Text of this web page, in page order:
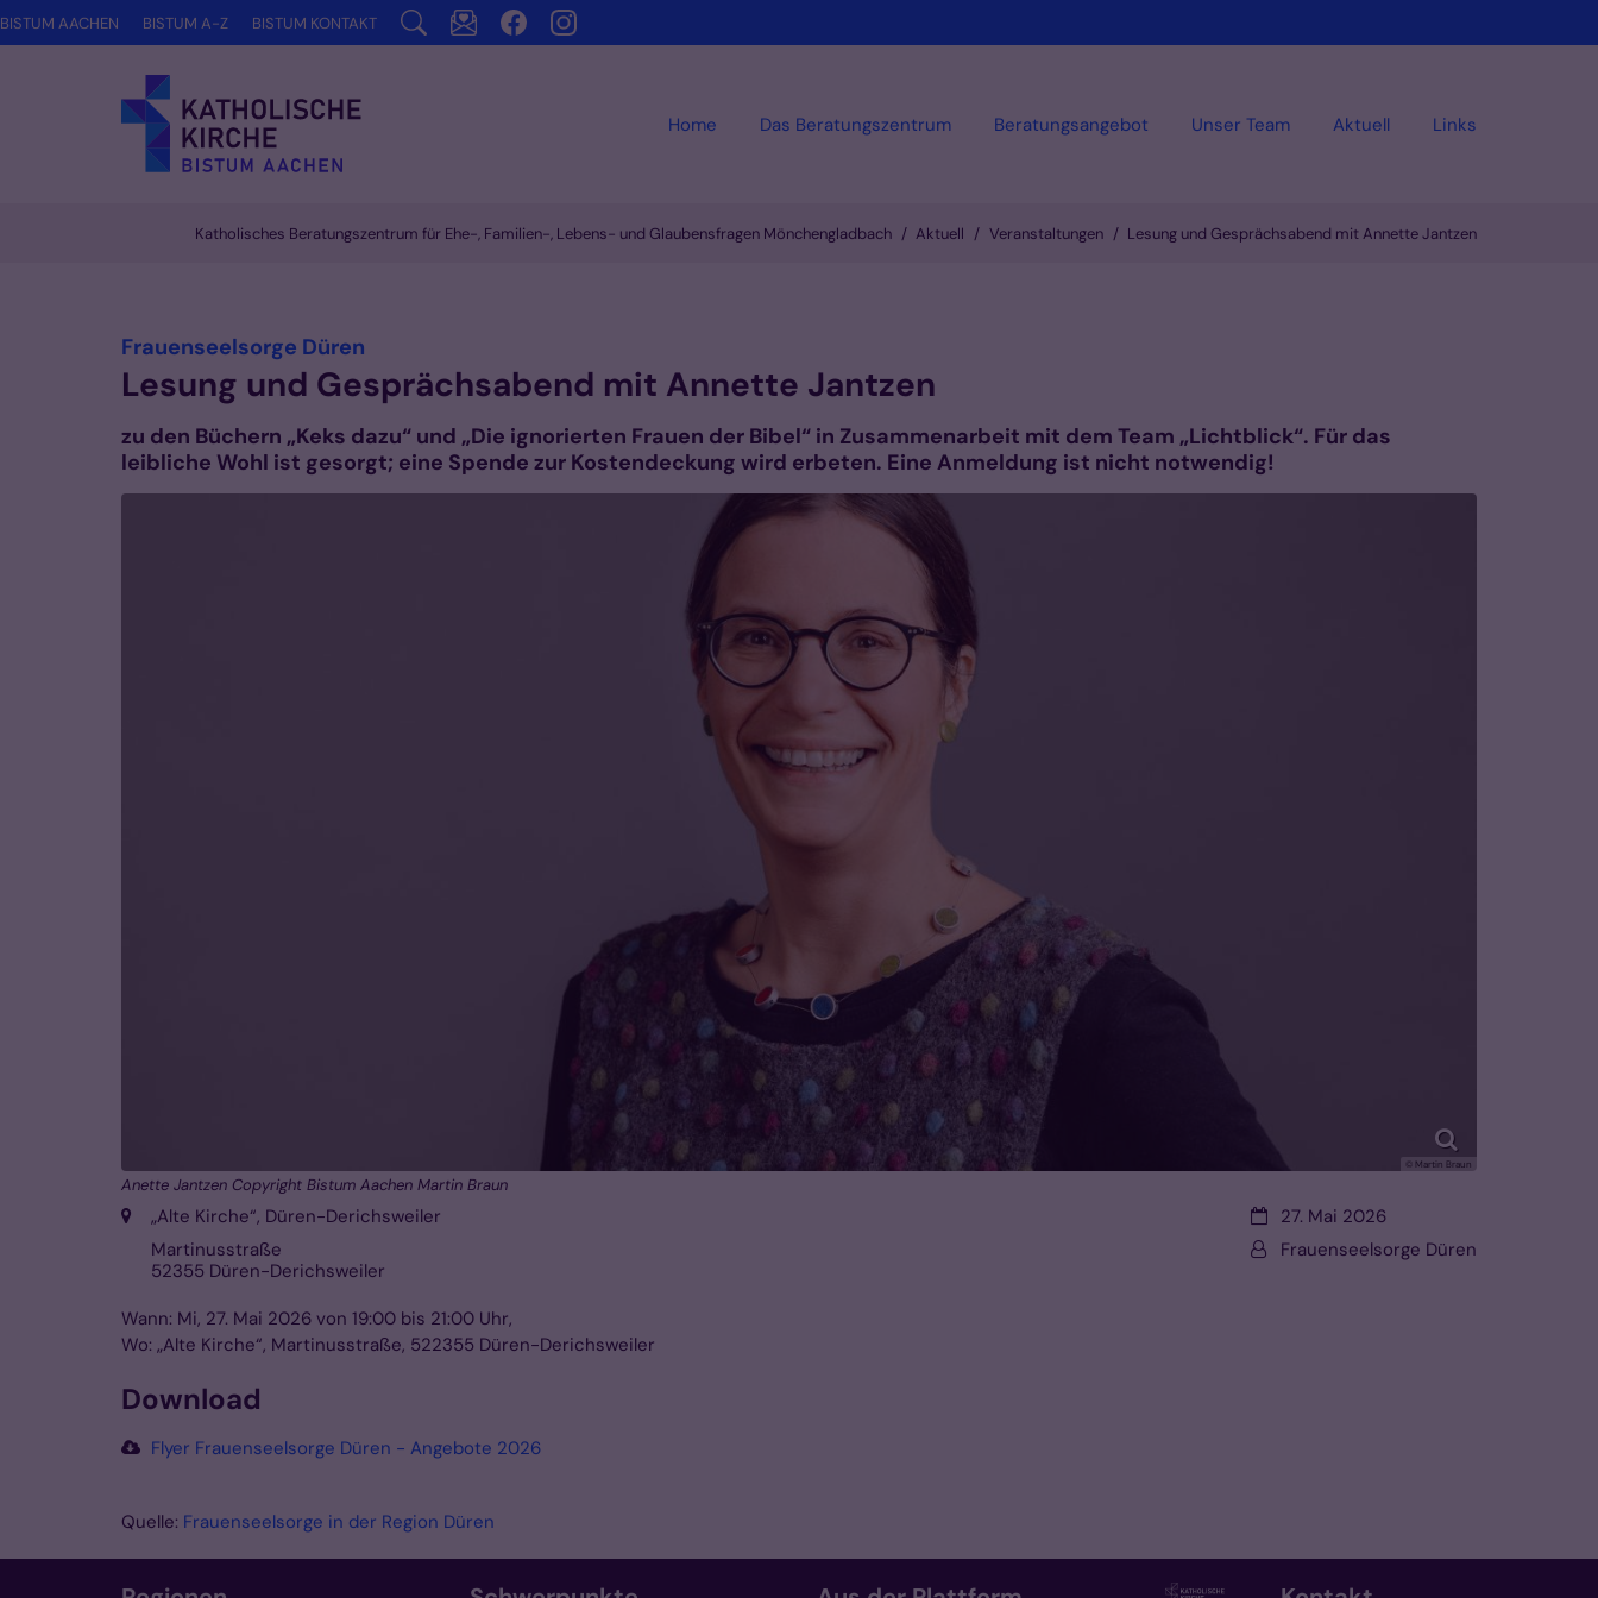
Zum Inhalt springen
Home Das Beratungszentrum Beratungsangebot Unser Team Aktuell Links
BISTUM AACHEN BISTUM A-Z BISTUM KONTAKT
Katholisches Beratungszentrum für Ehe-, Familien-, Lebens- und Glaubensfragen Mönchengladbach Aktuell Veranstaltungen Lesung und Gesprächsabend mit Annette Jantzen
Frauenseelsorge Düren
Lesung und Gesprächsabend mit Annette Jantzen
zu den Büchern „Keks dazu“ und „Die ignorierten Frauen der Bibel“ in Zusammenarbeit mit dem Team „Lichtblick“. Für das
leibliche Wohl ist gesorgt; eine Spende zur Kostendeckung wird erbeten. Eine Anmeldung ist nicht notwendig!
© Martin Braun
Anette Jantzen Copyright Bistum Aachen Martin Braun
Datum:27. Mai 2026
Von:Frauenseelsorge Düren
Ort: „Alte Kirche“, Düren-Derichsweiler
Martinusstraße
52355 Düren-Derichsweiler
Wann: Mi, 27. Mai 2026 von 19:00 bis 21:00 Uhr,
Wo: „Alte Kirche“, Martinusstraße, 522355 Düren-Derichsweiler
Download
Flyer Frauenseelsorge Düren - Angebote 2026
Quelle: Frauenseelsorge in der Region Düren